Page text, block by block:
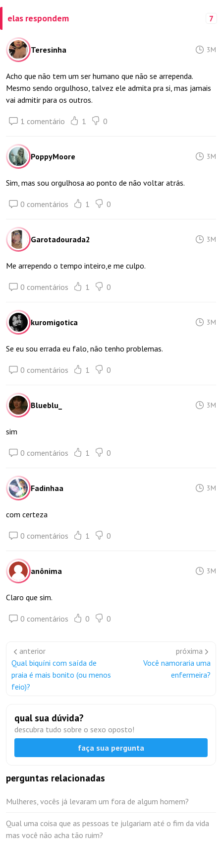
elas respondem 7
Teresinha 3M
Acho que não tem um ser humano que não se arrependa.
Mesmo sendo orgulhoso, talvez ele admita pra si, mas jamais
vai admitir para os outros.
1 comentário 1 0
PoppyMoore 3M
Sim, mas sou orgulhosa ao ponto de não voltar atrás.
0 comentários 1 0
Garotadourada2 3M
Me arrependo o tempo inteiro,e me culpo.
0 comentários 1 0
kuromigotica 3M
Se eu sou errada eu falo, não tenho problemas.
0 comentários 1 0
Blueblu_ 3M
sim
0 comentários 1 0
Fadinhaa 3M
com certeza
0 comentários 1 0
anônima 3M
Claro que sim.
0 comentários 0 0
anterior
Qual biquíni com saída de
praia é mais bonito (ou menos
feio)?
próxima
Você namoraria uma
enfermeira?
qual sua dúvida?
descubra tudo sobre o sexo oposto!
faça sua pergunta
perguntas relacionadas
Mulheres, vocês já levaram um fora de algum homem?
Qual uma coisa que as pessoas te julgariam até o fim da vida
mas você não acha tão ruim?